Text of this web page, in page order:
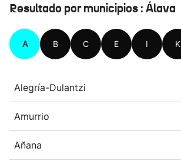
Resultado por municipios : Álava
A B C E I K
Alegría-Dulantzi
Amurrio
Añana